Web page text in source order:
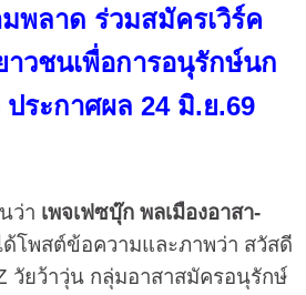
พลาด ร่วมสมัครเวิร์ค
าวชนเพื่อการอนุรักษ์นก
ประกาศผล 24 มิ.ย.69
ว่า เพจเฟซบุ๊ก พลเมืองอาสา-
โพสต์ข้อความและภาพว่า สวัสดี
วัยว้าวุ่น กลุ่มอาสาสมัครอนุรักษ์